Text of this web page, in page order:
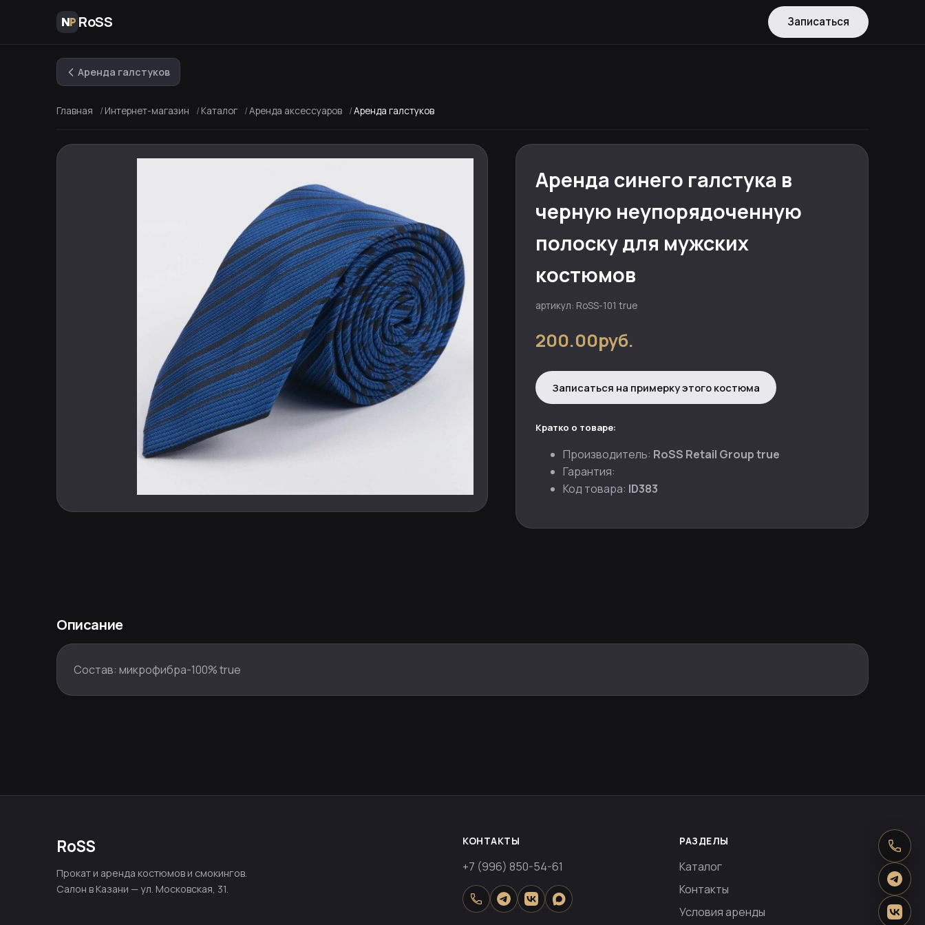
RoSS Записаться
Аренда галстуков
Главная Интернет-магазин Каталог Аренда аксессуаров Аренда галстуков
Аренда синего галстука в
черную неупорядоченную
полоску для мужских
костюмов
артикул: RoSS-101 true
200.00руб.
Записаться на примерку этого костюма
Кратко о товаре:
Производитель: RoSS Retail Group true
Гарантия:
Код товара: ID383
Описание
Состав: микрофибра-100% true
RoSS
Прокат и аренда костюмов и смокингов.
Салон в Казани — ул. Московская, 31.
КОНТАКТЫ
+7 (996) 850-54-61
РАЗДЕЛЫ
Каталог
Контакты
Условия аренды